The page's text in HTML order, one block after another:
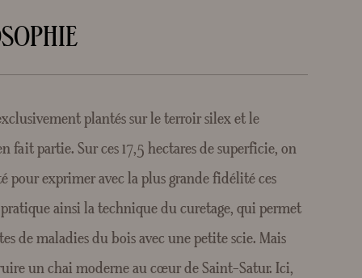
plantés sur le terroir silex et le
fait partie. Sur ces 17,5 hectares de superficie, on
exprimer avec la plus grande fidélité ces
pratique ainsi la technique du curetage, qui permet
de maladies du bois avec une petite scie. Mais
un chai moderne au cœur de Saint-Satur. Ici,